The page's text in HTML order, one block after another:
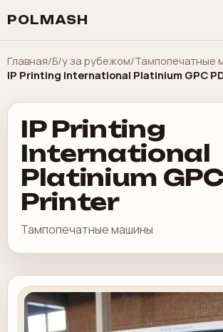
POLMASH
Главная/Б/у за рубежом/Тампопечатные
IP Printing International Platinium GPC
IP Printing
International
Platinium
Printer
Тампопечатные машины